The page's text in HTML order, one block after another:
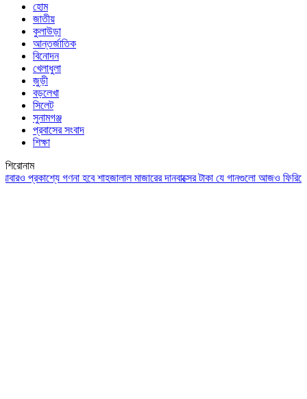
হোম
জাতীয়
কুলাউড়া
আন্তর্জাতিক
বিনোদন
খেলাধুলা
জুড়ী
বড়লেখা
সিলেট
সুনামগঞ্জ
প্রবাসের সংবাদ
শিক্ষা
শিরোনাম
গণনা হবে শাহজালাল মাজারের দানবাক্সের টাকাযে গানগুলো আজও ফিরিয়ে নেয়